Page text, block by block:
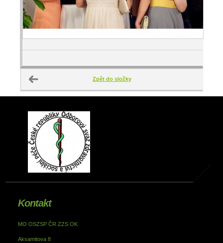
Zpět do složky
Kontakt
MO OSZSP ČR ZZS OK
Aksamitova 8